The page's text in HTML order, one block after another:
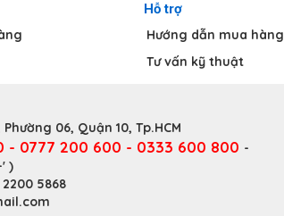
Hỗ trợ
Hướng dẫn mua hàng
Tư vấn kỹ thuật
06, Quận 10, Tp.HCM
- 0777 200 600 - 0333 600 800 -
)
5868